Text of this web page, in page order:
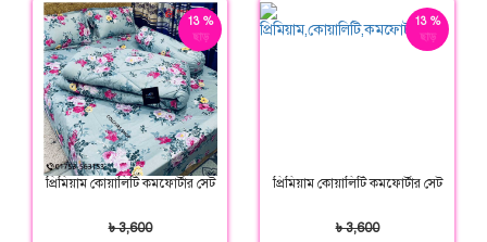
13 %
ছাড়
প্রিমিয়াম কোয়ালিটি কমফোর্টার সেট
৳ 3,600
13 %
ছাড়
প্রিমিয়াম কোয়ালিটি কমফোর্টার সেট
৳ 3,600